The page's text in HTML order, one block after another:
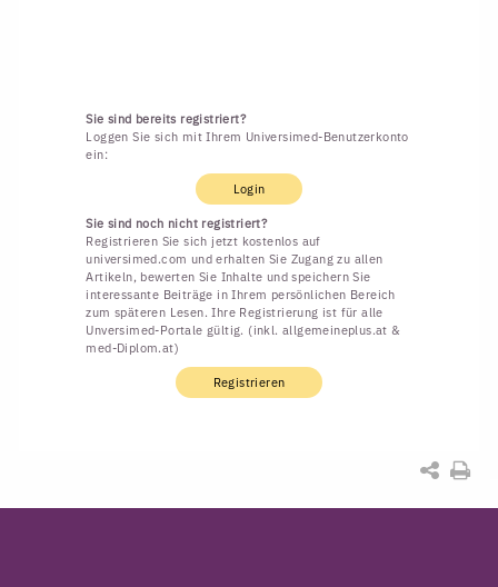
Sie sind bereits registriert?
Loggen Sie sich mit Ihrem Universimed-Benutzerkonto
ein:
Login
Sie sind noch nicht registriert?
Registrieren Sie sich jetzt kostenlos auf
universimed.com und erhalten Sie Zugang zu allen
Artikeln, bewerten Sie Inhalte und speichern Sie
interessante Beiträge in Ihrem persönlichen Bereich
zum späteren Lesen. Ihre Registrierung ist für alle
Unversimed-Portale gültig. (inkl. allgemeineplus.at &
med-Diplom.at)
Registrieren